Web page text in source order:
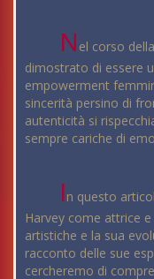
N el corso
dimostrato di essere
empowerment
sincerità persino di
autenticità si
sempre cariche di
In questo
Harvey come attrice
artistiche e la sua
racconto delle sue
cercheremo di